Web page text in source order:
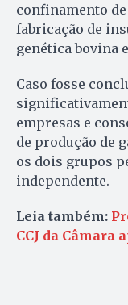
confinamento
fabricação de
genética bovina
Caso fosse
empresas e
de produção de
os dois grupos
independente.
Leia também:
CCJ da Câmara